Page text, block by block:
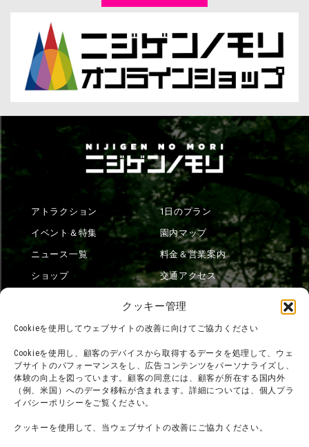
クッキー管理
Cookieを使用してウェブサイトの改善に向けてご協力ください
Cookieを使用し、顧客のデバイスから取得するデータを処理して、ウェ
ブサイトのパフォーマンスをし、広告コンテンツをパーソナライズし、
体験の向上を図っています。顧客の同意には、顧客が所在する国内外
（例、米国）へのデータ移転が含まれます。詳細については、個人プラ
イバシーポリシーをご覧ください。
クッキーを使用して、当ウェブサイトの改善にご協力ください。
アトラクション
イベント＆特集
ニュース一覧
ショップ
1日のプラン
園内マップ
料金＆営業案内
交通アクセス
団体利用について メディア掲載実績